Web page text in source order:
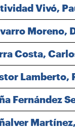
Vivó,
Moreno,
Costa,
Lamberto,
Fernández